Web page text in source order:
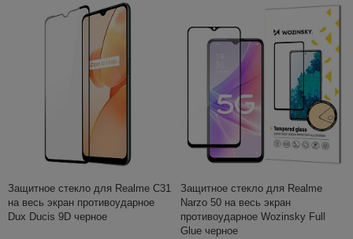
Защитное стекло для Realme C31
на весь экран противоударное
Dux Ducis 9D черное
Защитное стекло для Realme
Narzo 50 на весь экран
противоударное Wozinsky Full
Glue черное